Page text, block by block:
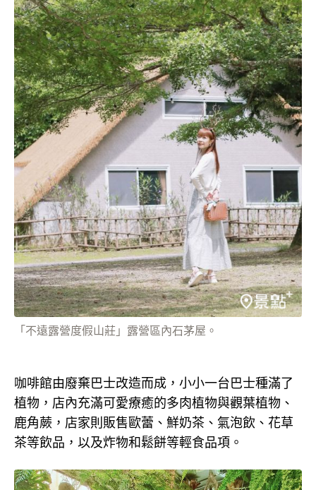
「不遠露營度假山莊」露營區內石茅屋。
咖啡館由廢棄巴士改造而成，小小一台巴士種滿了
植物，店內充滿可愛療癒的多肉植物與觀葉植物、
鹿角蕨，店家則販售歐蕾、鮮奶茶、氣泡飲、花草
茶等飲品，以及炸物和鬆餅等輕食品項。